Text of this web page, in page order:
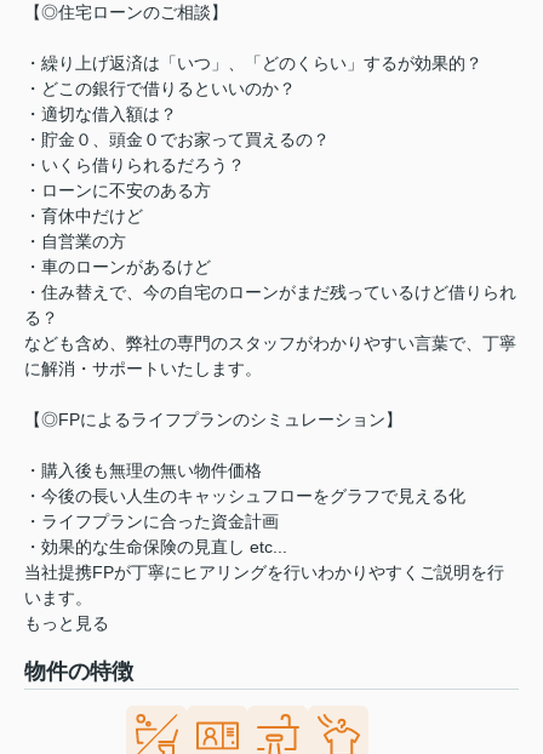
【◎住宅ローンのご相談】
・繰り上げ返済は「いつ」、「どのくらい」するが効果的？
・どこの銀行で借りるといいのか？
・適切な借入額は？
・貯金０、頭金０でお家って買えるの？
・いくら借りられるだろう？
・ローンに不安のある方
・育休中だけど
・自営業の方
・車のローンがあるけど
・住み替えで、今の自宅のローンがまだ残っているけど借りられ
る？
なども含め、弊社の専門のスタッフがわかりやすい言葉で、丁寧
に解消・サポートいたします。
【◎FPによるライフプランのシミュレーション】
・購入後も無理の無い物件価格
・今後の長い人生のキャッシュフローをグラフで見える化
・ライフプランに合った資金計画
・効果的な生命保険の見直し etc...
当社提携FPが丁寧にヒアリングを行いわかりやすくご説明を行
います。
もっと見る
物件の特徴